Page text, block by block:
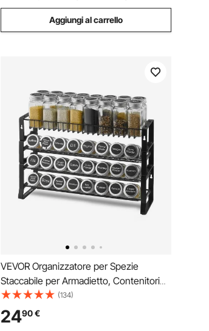
Aggiungi al carrello
VEVOR Organizzatore per Spezie
Staccabile per Armadietto, Contenitori
per Condimenti Impilabile a 4 Cravatte,
Porta Spezie per Dispensa da Cucina da
Banco o da Parete, 401x116x271 mm
(134)
2490€